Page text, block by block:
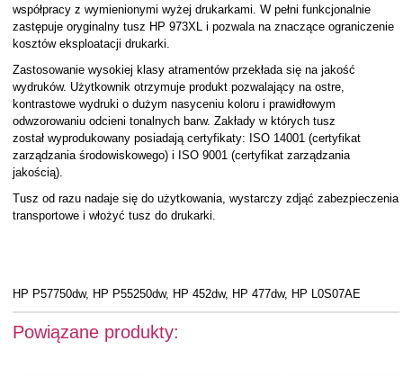
współpracy z wymienionymi wyżej drukarkami. W pełni funkcjonalnie
zastępuje oryginalny tusz HP 973XL i pozwala na znaczące ograniczenie
kosztów eksploatacji drukarki.
Zastosowanie wysokiej klasy atramentów przekłada się na jakość
wydruków. Użytkownik otrzymuje produkt pozwalający na ostre,
kontrastowe wydruki o dużym nasyceniu koloru i prawidłowym
odwzorowaniu odcieni tonalnych barw. Zakłady w których tusz
został wyprodukowany posiadają certyfikaty: ISO 14001 (certyfikat
zarządzania środowiskowego) i ISO 9001 (certyfikat zarządzania
jakością).
Tusz od razu nadaje się do użytkowania, wystarczy zdjąć zabezpieczenia
transportowe i włożyć tusz do drukarki.
HP P57750dw, HP P55250dw, HP 452dw, HP 477dw, HP L0S07AE
Powiązane produkty: